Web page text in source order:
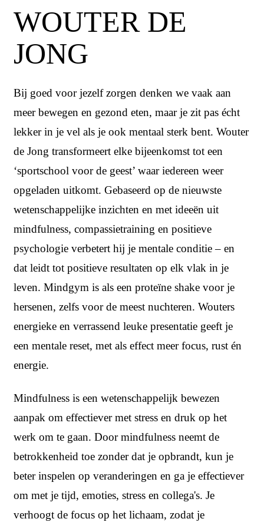
WOUTER DE
JONG
Bij goed voor jezelf zorgen denken we vaak aan
meer bewegen en gezond eten, maar je zit pas écht
lekker in je vel als je ook mentaal sterk bent. Wouter
de Jong transformeert elke bijeenkomst tot een
‘sportschool voor de geest’ waar iedereen weer
opgeladen uitkomt. Gebaseerd op de nieuwste
wetenschappelijke inzichten en met ideeën uit
mindfulness, compassietraining en positieve
psychologie verbetert hij je mentale conditie – en
dat leidt tot positieve resultaten op elk vlak in je
leven. Mindgym is als een proteïne shake voor je
hersenen, zelfs voor de meest nuchteren. Wouters
energieke en verrassend leuke presentatie geeft je
een mentale reset, met als effect meer focus, rust én
energie.
Mindfulness is een wetenschappelijk bewezen
aanpak om effectiever met stress en druk op het
werk om te gaan. Door mindfulness neemt de
betrokkenheid toe zonder dat je opbrandt, kun je
beter inspelen op veranderingen en ga je effectiever
om met je tijd, emoties, stress en collega's. Je
verhoogt de focus op het lichaam, zodat je